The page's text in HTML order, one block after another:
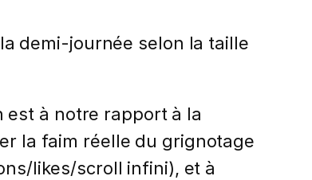
la demi-journée selon la taille
est à notre rapport à la
la faim réelle du grignotage
likes/scroll infini), et à